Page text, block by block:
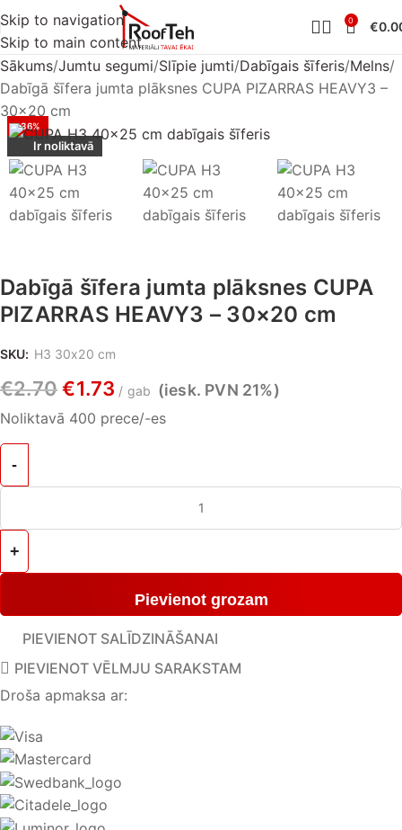
Skip to navigation
Skip to main content
0 €
Sākums Jumtu segumi Slīpie jumti Dabīgais šīferis Melns
Dabīgā šīfera jumta plāksnes CUPA PIZARRAS HEAVY3 –
30×20 cm
-36%
Ir noliktavā
Dabīgā šīfera jumta plāksnes CUPA
PIZARRAS HEAVY3 – 30×20 cm
SKU: H3 30x20 cm
€2.70 €1.73 gab (iesk. PVN 21%)
Noliktavā 400 prece/-es
Pievienot grozam
Droša apmaksa ar:
PIEVIENOT SALĪDZINĀŠANAI
PIEVIENOT VĒLMJU SARAKSTAM